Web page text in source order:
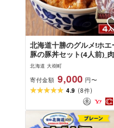
北海道十勝のグルメ!ホエ
豚の豚丼セット(4人前)_肉
豚肉 _[配送不可地域:離島]
北海道 大樹町
寄付金額 9,000 円〜
4.9 (8件)